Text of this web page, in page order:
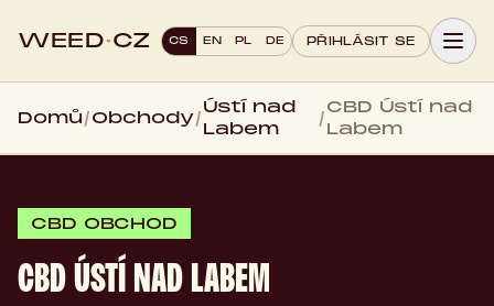
WEED·CZ CS EN PL DE PŘIHLÁSIT SE
Domů/Obchody/
Ústí nad
Labem
/
CBD Ústí nad
Labem
CBD OBCHOD
CBD ÚSTÍ NAD LABEM